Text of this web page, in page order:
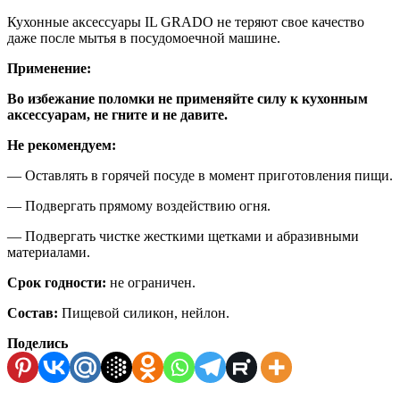
Кухонные аксессуары IL GRADO не теряют свое качество
даже после мытья в посудомоечной машине.
Применение:
Во избежание поломки не применяйте силу к кухонным
аксессуарам, не гните и не давите.
Не рекомендуем:
— Оставлять в горячей посуде в момент приготовления пищи.
— Подвергать прямому воздействию огня.
— Подвергать чистке жесткими щетками и абразивными
материалами.
Срок годности: не ограничен.
Состав: Пищевой силикон, нейлон.
Поделись